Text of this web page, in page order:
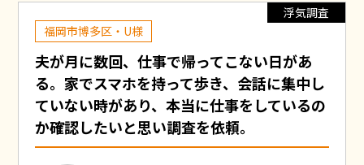
浮気調査
福岡市博多区・U様
夫が月に数回、仕事で帰ってこない日があ
る。家でスマホを持って歩き、会話に集中し
ていない時があり、本当に仕事をしているの
か確認したいと思い調査を依頼。